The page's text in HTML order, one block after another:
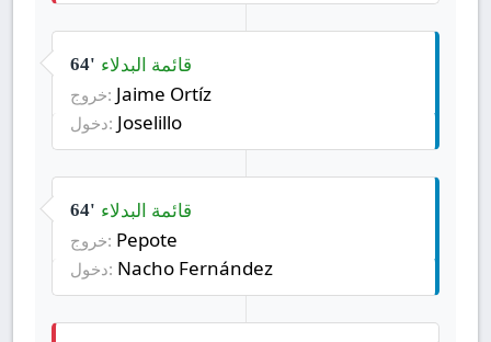
64' قائمة البدلاء
خروج: Jaime Ortíz
دخول: Joselillo
64' قائمة البدلاء
خروج: Pepote
دخول: Nacho Fernández